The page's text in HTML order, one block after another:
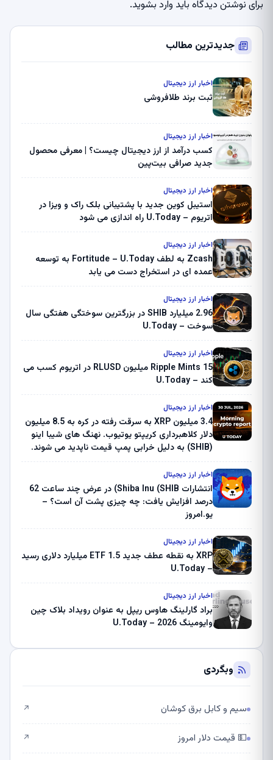
برای نوشتن دیدگاه باید وارد بشوید.
جدیدترین مطالب
اخبار ارز دیجیتال
ثبت برند طلافروشی
اخبار ارز دیجیتال
کسب درآمد از ارز دیجیتال چیست؟ | معرفی محصول
جدید صرافی بیت‌پین
اخبار ارز دیجیتال
استیبل کوین جدید با پشتیبانی بلک راک و ویزا در
اتریوم – U.Today راه اندازی می شود
اخبار ارز دیجیتال
Zcash به لطف Fortitude – U.Today به توسعه
عمده ای در استخراج دست می یابد
اخبار ارز دیجیتال
2.96 میلیارد SHIB در بزرگترین سوختگی هفتگی سال
سوخت – U.Today
اخبار ارز دیجیتال
Ripple Mints 15 میلیون RLUSD در اتریوم کسب می
کند – U.Today
اخبار ارز دیجیتال
3.4 میلیون XRP به سرقت رفته در کره به 8.5 میلیون
دلار کلاهبرداری کریپتو یوتیوب. نهنگ های شیبا اینو
(SHIB) به دلیل خرابی پمپ قیمت ناپدید می شوند.
ثبت کرد – گزارش کریپتو صبح – U.Today
اخبار ارز دیجیتال
انتشارات Shiba Inu (SHIB) در عرض چند ساعت 62
درصد افزایش یافت: چه چیزی پشت آن است؟ –
یو.امروز
اخبار ارز دیجیتال
XRP به نقطه عطف جدید ETF 1.5 میلیارد دلاری رسید
– U.Today
اخبار ارز دیجیتال
براد گارلینگ هاوس ریپل به عنوان رویداد بلاک چین
وایومینگ 2026 – U.Today
وبگردی
سیم و کابل برق کوشان ↗
💵 قیمت دلار امروز ↗